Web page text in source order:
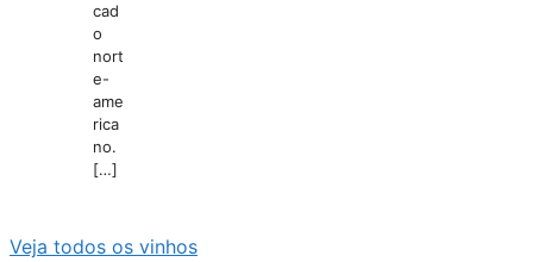
cad
o
nort
e-
ame
rica
no.
[…]
Veja todos os vinhos